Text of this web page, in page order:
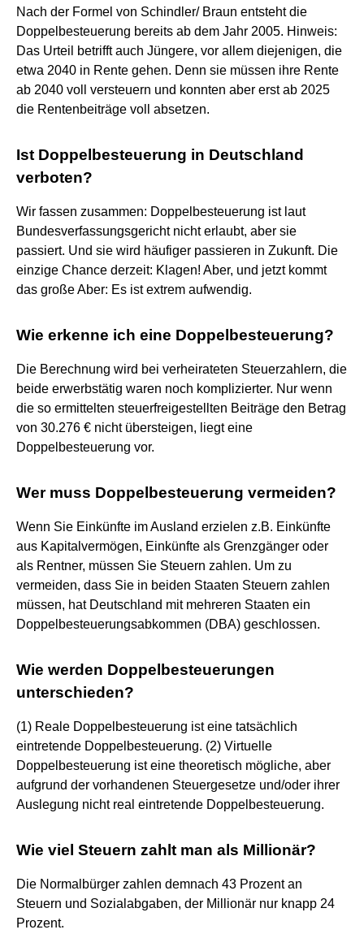
Nach der Formel von Schindler/ Braun entsteht die
Doppelbesteuerung bereits ab dem Jahr 2005. Hinweis:
Das Urteil betrifft auch Jüngere, vor allem diejenigen, die
etwa 2040 in Rente gehen. Denn sie müssen ihre Rente
ab 2040 voll versteuern und konnten aber erst ab 2025
die Rentenbeiträge voll absetzen.
Ist Doppelbesteuerung in Deutschland
verboten?
Wir fassen zusammen: Doppelbesteuerung ist laut
Bundesverfassungsgericht nicht erlaubt, aber sie
passiert. Und sie wird häufiger passieren in Zukunft. Die
einzige Chance derzeit: Klagen! Aber, und jetzt kommt
das große Aber: Es ist extrem aufwendig.
Wie erkenne ich eine Doppelbesteuerung?
Die Berechnung wird bei verheirateten Steuerzahlern, die
beide erwerbstätig waren noch komplizierter. Nur wenn
die so ermittelten steuerfreigestellten Beiträge den Betrag
von 30.276 € nicht übersteigen, liegt eine
Doppelbesteuerung vor.
Wer muss Doppelbesteuerung vermeiden?
Wenn Sie Einkünfte im Ausland erzielen z.B. Einkünfte
aus Kapitalvermögen, Einkünfte als Grenzgänger oder
als Rentner, müssen Sie Steuern zahlen. Um zu
vermeiden, dass Sie in beiden Staaten Steuern zahlen
müssen, hat Deutschland mit mehreren Staaten ein
Doppelbesteuerungsabkommen (DBA) geschlossen.
Wie werden Doppelbesteuerungen
unterschieden?
(1) Reale Doppelbesteuerung ist eine tatsächlich
eintretende Doppelbesteuerung. (2) Virtuelle
Doppelbesteuerung ist eine theoretisch mögliche, aber
aufgrund der vorhandenen Steuergesetze und/oder ihrer
Auslegung nicht real eintretende Doppelbesteuerung.
Wie viel Steuern zahlt man als Millionär?
Die Normalbürger zahlen demnach 43 Prozent an
Steuern und Sozialabgaben, der Millionär nur knapp 24
Prozent.